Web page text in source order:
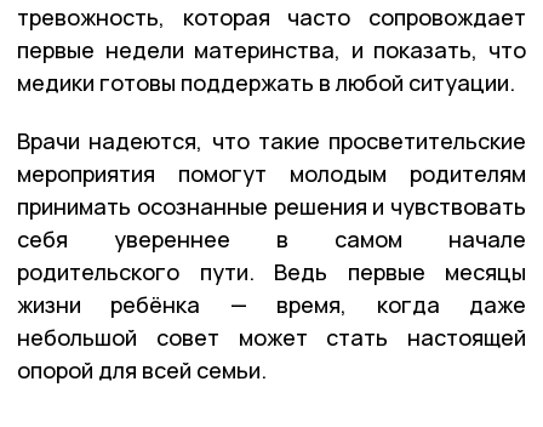
тревожность, которая часто сопровождает
первые недели материнства, и показать, что
медики готовы поддержать в любой ситуации.
Врачи надеются, что такие просветительские
мероприятия помогут молодым родителям
принимать осознанные решения и чувствовать
себя увереннее в самом начале
родительского пути. Ведь первые месяцы
жизни ребёнка — время, когда даже
небольшой совет может стать настоящей
опорой для всей семьи.